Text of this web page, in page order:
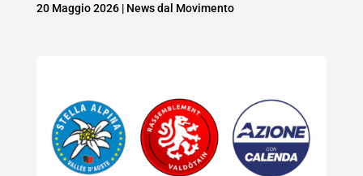
20 Maggio 2026| News dal Movimento